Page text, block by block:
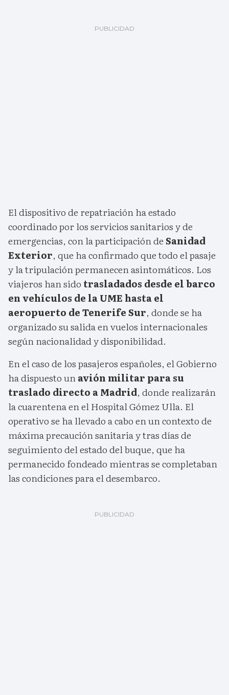
El dispositivo de repatriación ha estado
coordinado por los servicios sanitarios y de
emergencias, con la participación deSanidad
Exterior, que ha confirmado que todo el pasaje
y la tripulación permanecen asintomáticos. Los
viajeros han sido trasladados desde el barco
en vehículos de la UME hasta el
aeropuerto de Tenerife Sur, donde se ha
organizado su salida en vuelos internacionales
según nacionalidad y disponibilidad.
En el caso de los pasajeros españoles, el Gobierno
ha dispuesto unavión militar para su
traslado directo a Madrid, donde realizarán
la cuarentena en el Hospital Gómez Ulla. El
operativo se ha llevado a cabo en un contexto de
máxima precaución sanitaria y tras días de
seguimiento del estado del buque, que ha
permanecido fondeado mientras se completaban
las condiciones para el desembarco.